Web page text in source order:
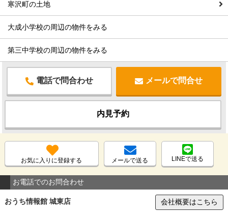
寒沢町の土地
大成小学校の周辺の物件をみる
第三中学校の周辺の物件をみる
電話で問合わせ メールで問合せ
内見予約
お気に入りに登録する メールで送る LINEで送る
お電話でのお問合わせ
おうち情報館 城東店 会社概要はこちら